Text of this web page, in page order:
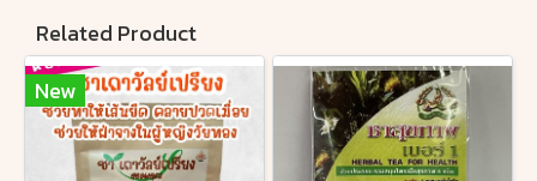
Related Product
New